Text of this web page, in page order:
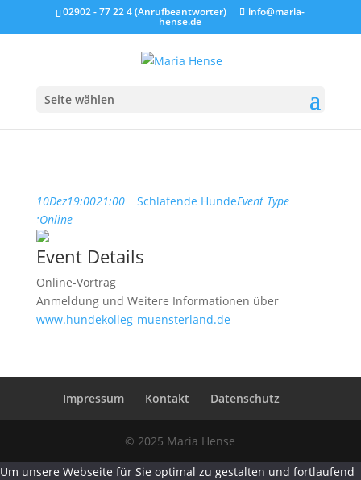
02902 - 77 22 4 (Anrufbeantworter) info@maria-
hense.de
Seite wählen
10Dez19:0021:00 Schlafende HundeEvent Type
:Online
Event Details
Online-Vortrag
Anmeldung und Weitere Informationen über
www.hundekolleg-muensterland.de
Impressum Kontakt Datenschutz
© 2025 Maria Hense
Um unsere Webseite für Sie optimal zu gestalten und fortlaufend